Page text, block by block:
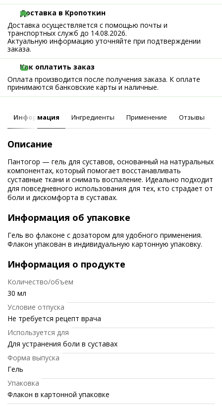
Доставка в Кропоткин
Доставка осуществляется с помощью почты и
транспортных служб до 14.08.2026.
Актуальную информацию уточняйте при подтверждении
заказа.
Как оплатить заказ
Оплата производится после получения заказа. К оплате
принимаются банковские карты и наличные.
Информация Ингредиенты Применение Отзывы
Описание
Пантогор — гель для суставов, основанный на натуральных
компонентах, который помогает восстанавливать
суставные ткани и снимать воспаление. Идеально подходит
для повседневного использования для тех, кто страдает от
боли и дискомфорта в суставах.
Информация об упаковке
Гель во флаконе с дозатором для удобного применения.
Флакон упакован в индивидуальную картонную упаковку.
Информация о продукте
Количество/объем
30 мл
Условие отпуска
Не требуется рецепт врача
Используется для
Для устранения боли в суставах
Форма выпуска
Гель
Упаковка
Флакон в картонной упаковке